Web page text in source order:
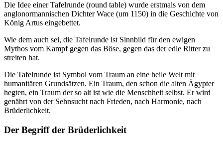
Die Idee einer Tafelrunde (round table) wurde erstmals von dem
anglonormannischen Dichter Wace (um 1150) in die Geschichte von
König Artus eingebettet.
Wie dem auch sei, die Tafelrunde ist Sinnbild für den ewigen
Mythos vom Kampf gegen das Böse, gegen das der edle Ritter zu
streiten hat.
Die Tafelrunde ist Symbol vom Traum an eine heile Welt mit
humanitären Grundsätzen. Ein Traum, den schon die alten Ägypter
hegten, ein Traum der so alt ist wie die Menschheit selbst. Er wird
genährt von der Sehnsucht nach Frieden, nach Harmonie, nach
Brüderlichkeit.
Der Begriff der Brüderlichkeit